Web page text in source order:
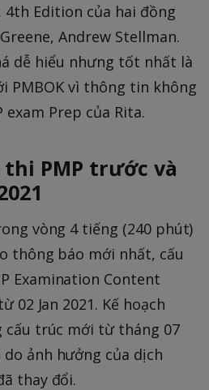
4th Edition của hai đồng
Andrew Stellman.
dễ hiểu nhưng tốt nhất là
PMBOK vì thông tin không
exam Prep của Rita.
thi PMP trước và
vòng 4 tiếng (240 phút)
thông báo mới nhất, cấu
Examination Content
02 Jan 2021. Kế hoạch
cấu trúc mới từ tháng 07
do ảnh hưởng của dịch
thay đổi.